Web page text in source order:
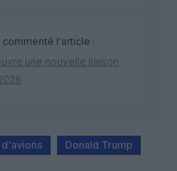
l'article :
une nouvelle liaison
Donald Trump